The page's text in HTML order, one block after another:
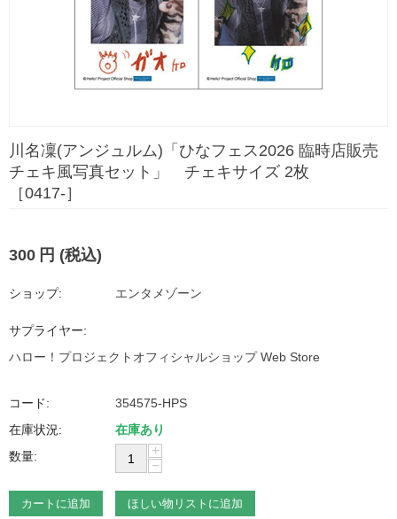
川名凜(アンジュルム)「ひなフェス2026 臨時店販売
チェキ風写真セット」 チェキサイズ 2枚
［0417-］
300 円 (税込)
ショップ: エンタメゾーン
サプライヤー:
ハロー！プロジェクトオフィシャルショップ Web Store
コード:
354575-HPS
在庫状況:
在庫あり
数量:
+
−
カートに追加 ほしい物リストに追加